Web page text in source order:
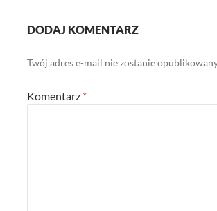
DODAJ KOMENTARZ
Twój adres e-mail nie zostanie
Komentarz *